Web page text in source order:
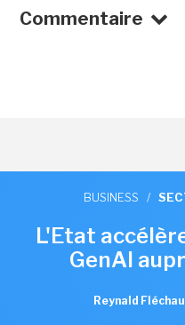
Commentaire
BUSINESS /
L'Etat
GenAI
Reynald